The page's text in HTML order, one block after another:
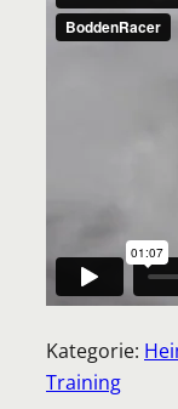
Kategorie:
Training